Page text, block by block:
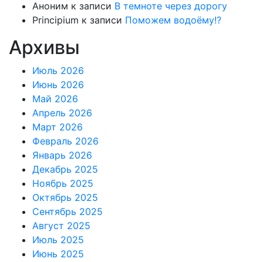
Аноним к записи В темноте через дорогу
Principium к записи Поможем водоёму!?
Архивы
Июль 2026
Июнь 2026
Май 2026
Апрель 2026
Март 2026
Февраль 2026
Январь 2026
Декабрь 2025
Ноябрь 2025
Октябрь 2025
Сентябрь 2025
Август 2025
Июль 2025
Июнь 2025